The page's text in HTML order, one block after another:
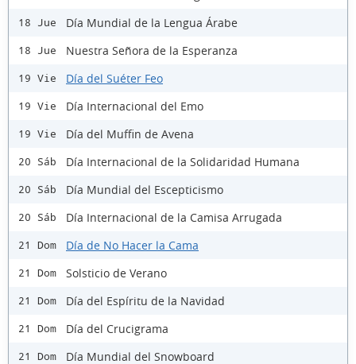
18 Jue Día Mundial de la Lengua Árabe
18 Jue Nuestra Señora de la Esperanza
19 Vie Día del Suéter Feo
19 Vie Día Internacional del Emo
19 Vie Día del Muffin de Avena
20 Sáb Día Internacional de la Solidaridad Humana
20 Sáb Día Mundial del Escepticismo
20 Sáb Día Internacional de la Camisa Arrugada
21 Dom Día de No Hacer la Cama
21 Dom Solsticio de Verano
21 Dom Día del Espíritu de la Navidad
21 Dom Día del Crucigrama
21 Dom Día Mundial del Snowboard